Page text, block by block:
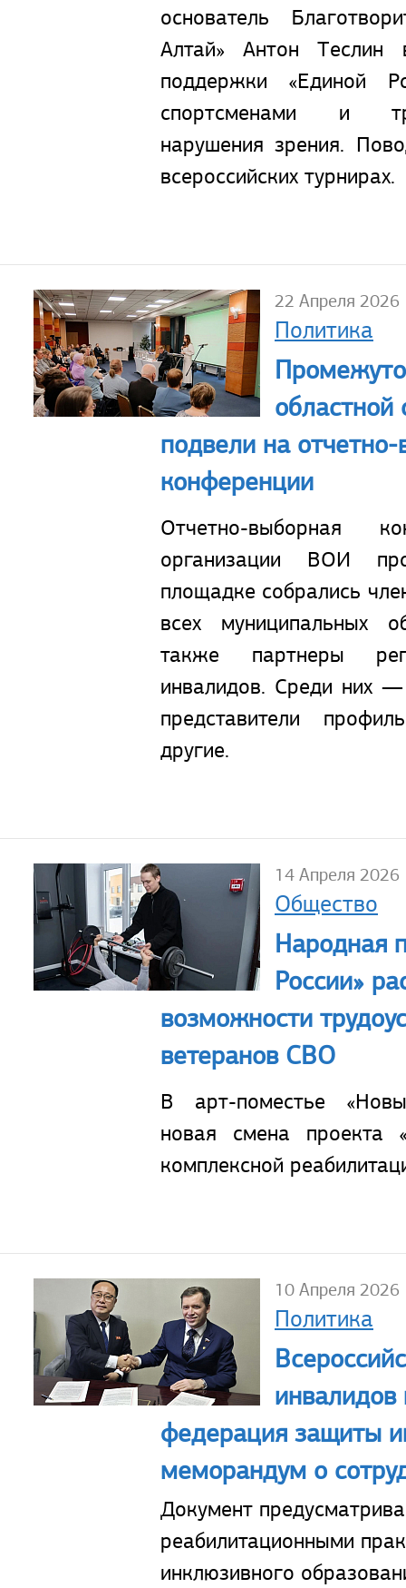
основатель
Алтай» Антон Теслин
поддержки «Единой
спортсменами и
нарушения зрения.
всероссийских турнирах.
22 Апреля 2026
Политика
подвели на
конференции
Отчетно-выборная
организации ВОИ
площадке собрались
всех муниципальных
также партнеры
инвалидов. Среди них
представители
другие.
14 Апреля 2026
Общество
Народная
России»
возможности
ветеранов СВО
В арт-поместье
новая смена проекта
комплексной
10 Апреля 2026
Политика
инвалидов
федерация защиты
меморандум о
Документ
реабилитационными
инклюзивного